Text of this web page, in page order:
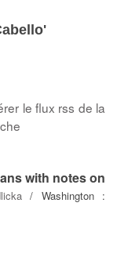
le flux rss de la
with notes on
/ Washington :